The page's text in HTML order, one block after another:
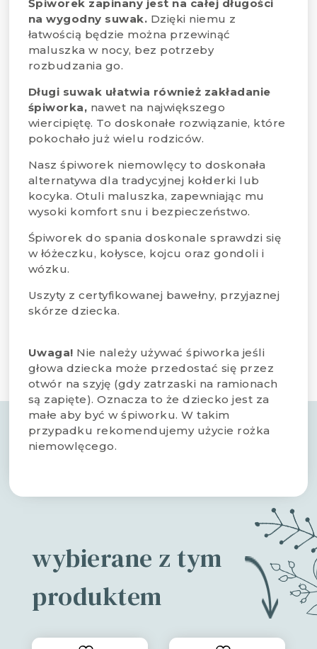
Śpiworek zapinany jest na całej długości
na wygodny suwak. Dzięki niemu z
łatwością będzie można przewinąć
maluszka w nocy, bez potrzeby
rozbudzania go.
Długi suwak ułatwia również zakładanie
śpiworka, nawet na największego
wiercipiętę. To doskonałe rozwiązanie, które
pokochało już wielu rodziców.
Nasz śpiworek niemowlęcy to doskonała
alternatywa dla tradycyjnej kołderki lub
kocyka. Otuli maluszka, zapewniając mu
wysoki komfort snu i bezpieczeństwo.
Śpiworek do spania doskonale sprawdzi się
w łóżeczku, kołysce, kojcu oraz gondoli i
wózku.
Uszyty z certyfikowanej bawełny, przyjaznej
skórze dziecka.
Uwaga! Nie należy używać śpiworka jeśli
głowa dziecka może przedostać się przez
otwór na szyję (gdy zatrzaski na ramionach
są zapięte). Oznacza to że dziecko jest za
małe aby być w śpiworku. W takim
przypadku rekomendujemy użycie rożka
niemowlęcego.
wybierane z tym
produktem